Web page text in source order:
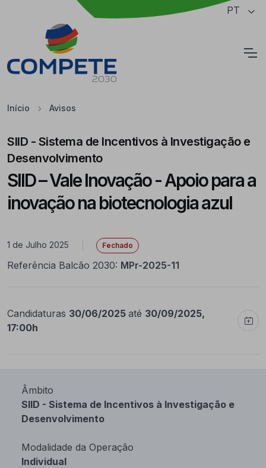
Saltar para o conteúdo principal da página PT
Início Avisos
SIID - Sistema de Incentivos à Investigação e
Desenvolvimento
SIID – Vale Inovação - Apoio para a
inovação na biotecnologia azul
1 de Julho 2025 Fechado
Referência Balcão 2030: MPr-2025-11
Candidaturas 30/06/2025 até 30/09/2025,
17:00h
Âmbito
SIID - Sistema de Incentivos à Investigação e
Desenvolvimento
Modalidade da Operação
Individual